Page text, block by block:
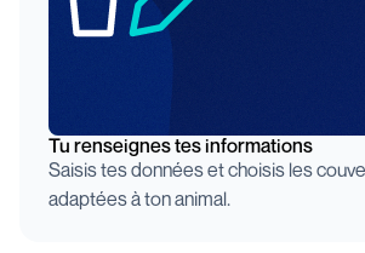
Tu renseignes tes informations
Saisis tes données et choisis les
adaptées à ton animal.